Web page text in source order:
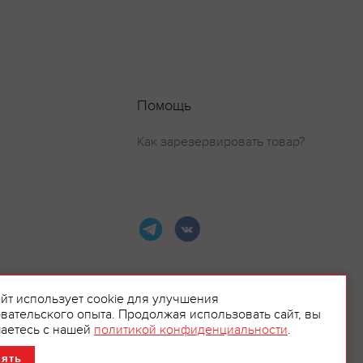
Помощь
Как зарезервировать товар?
использует cookie для улучшения
опыта. Продолжая использовать сайт, вы
с нашей политикой конфиденциальности.